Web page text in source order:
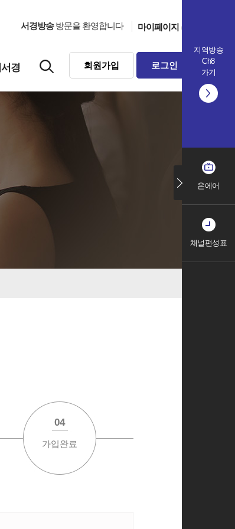
지역방송
Ch8
가기
온에어
채널편성표
경
서경방송방문을 환영합니다 마이페이지
회원가입 로그인
04
가입완료